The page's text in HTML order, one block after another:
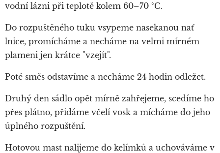
vodní lázni při teplotě kolem 60–70 °C.
Do rozpuštěného tuku vsypeme nasekanou nať
lnice, promícháme a necháme na velmi mírném
plameni jen krátce "vzejít".
Poté směs odstavíme a necháme 24 hodin odležet.
Druhý den sádlo opět mírně zahřejeme, scedíme ho
přes plátno, přidáme včelí vosk a mícháme do jeho
úplného rozpuštění.
Hotovou mast nalijeme do kelímků a uchováváme v